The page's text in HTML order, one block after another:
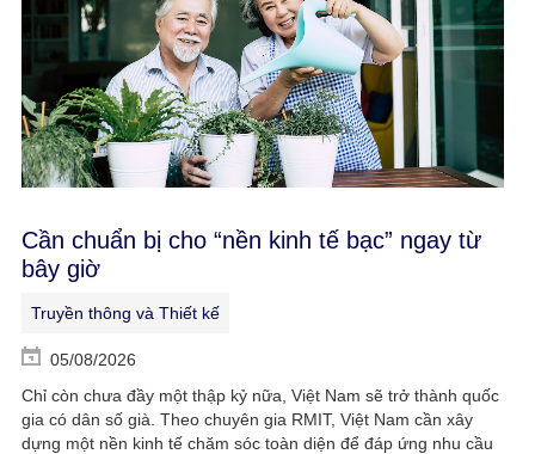
Cần chuẩn bị cho “nền kinh tế bạc” ngay từ
bây giờ
Truyền thông và Thiết kế
05/08/2026
Chỉ còn chưa đầy một thập kỷ nữa, Việt Nam sẽ trở thành quốc
gia có dân số già. Theo chuyên gia RMIT, Việt Nam cần xây
dựng một nền kinh tế chăm sóc toàn diện để đáp ứng nhu cầu